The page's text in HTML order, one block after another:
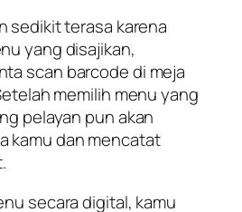
sedikit terasa karena
yang disajikan,
scan barcodedi meja
memilih menu yang
pelayan pun akan
kamu dan mencatat
secara digital, kamu